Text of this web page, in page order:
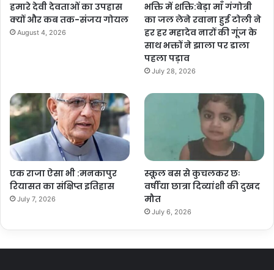
हमारे देवी देवताओं का उपहास
क्यों और कब तक-संजय गोयल
August 4, 2026
भक्ति में शक्ति:बेड़ा माँ गंगोत्री
का जल लेने रवाना हुई टोली ने
हर हर महादेव नारों की गूंज के
साथ भक्तों ने झाला पर डाला
पहला पड़ाव
July 28, 2026
एक राजा ऐसा भी :मनकापुर
रियासत का संक्षिप्त इतिहास
July 7, 2026
स्कूल बस से कुचलकर छः
वर्षीया छात्रा दिव्यांशी की दुखद
मौत
July 6, 2026